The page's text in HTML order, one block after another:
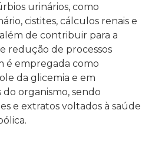
urinários, como
cistites, cálculos renais e
de contribuir para a
redução de processos
é empregada como
da glicemia e em
organismo, sendo
e extratos voltados à saúde